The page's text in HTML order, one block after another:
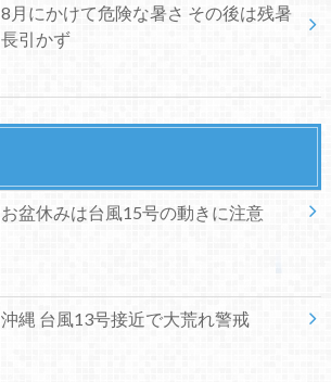
8月にかけて危険な暑さ その後は残暑
長引かず
お盆休みは台風15号の動きに注意
沖縄 台風13号接近で大荒れ警戒